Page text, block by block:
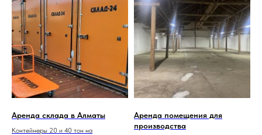
Аренда склада в Алматы
Контейнеры 20 и 40 тон на
Аренда помещения для
производства